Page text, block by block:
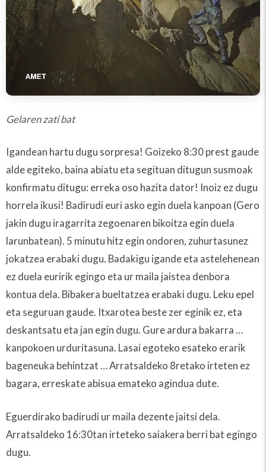
Gelaren zati bat
Igandean hartu dugu sorpresa! Goizeko 8:30 prest gaude
alde egiteko, baina abiatu eta segituan ditugun susmoak
konfirmatu ditugu: erreka oso hazita dator! Inoiz ez dugu
horrela ikusi! Badirudi euri asko egin duela kanpoan (Gero
jakin dugu iragarrita zegoenaren bikoitza egin duela
larunbatean). 5 minutu hitz egin ondoren, zuhurtasunez
jokatzea erabaki dugu. Badakigu igande eta astelehenean
ez duela euririk egingo eta ur maila jaistea denbora
kontua dela. Bibakera bueltatzea erabaki dugu. Leku epel
eta seguruan gaude. Itxarotea beste zer eginik ez, eta
deskantsatu eta jan egin dugu. Gure ardura bakarra …
kanpokoen urduritasuna. Lasai egoteko esateko erarik
bageneuka behintzat … Arratsaldeko 8retako irteten ez
bagara, erreskate abisua emateko agindua dute.
Eguerdirako badirudi ur maila dezente jaitsi dela.
Arratsaldeko 16:30tan irteteko saiakera berri bat egingo
dugu.